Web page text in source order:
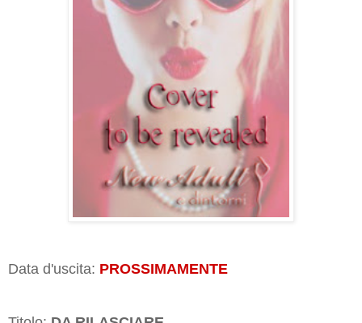
Data d'uscita: PROSSIMAMENTE